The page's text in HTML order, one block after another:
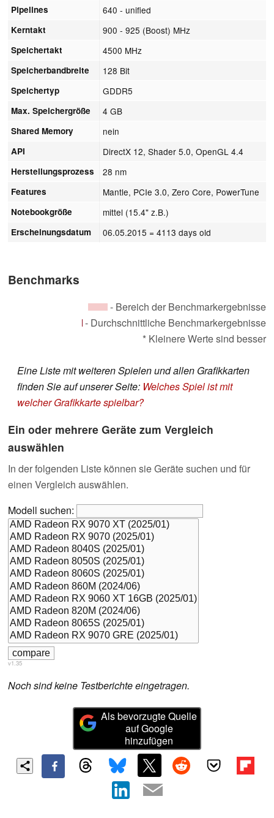
Pipelines 640 - unified
Kerntakt 900 - 925 (Boost) MHz
Speichertakt 4500 MHz
Speicherbandbreite 128 Bit
Speichertyp GDDR5
Max. Speichergröße 4 GB
Shared Memory nein
API DirectX 12, Shader 5.0, OpenGL 4.4
Herstellungsprozess 28 nm
Features Mantle, PCIe 3.0, Zero Core, PowerTune
Notebookgröße mittel (15.4" z.B.)
Erscheinungsdatum 06.05.2015 = 4113 days old
Benchmarks
- Bereich der Benchmarkergebnisse
- Durchschnittliche Benchmarkergebnisse
* Kleinere Werte sind besser
Eine Liste mit weiteren Spielen und allen Grafikkarten
finden Sie auf unserer Seite: Welches Spiel ist mit
welcher Grafikkarte spielbar?
Ein oder mehrere Geräte zum Vergleich
auswählen
In der folgenden Liste können sie Geräte suchen und für
einen Vergleich auswählen.
Modell suchen:
v1.35
Noch sind keine Testberichte eingetragen.
Als bevorzugte Quelle
auf Google
hinzufügen